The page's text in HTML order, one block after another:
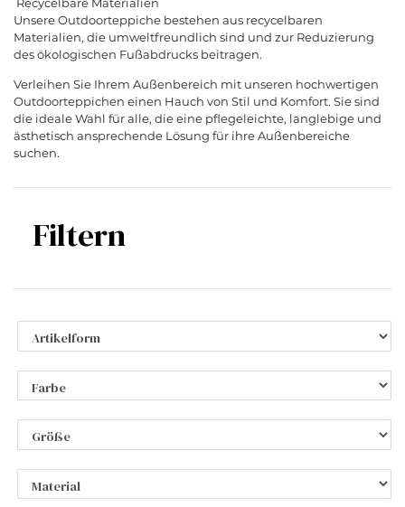
Unsere Outdoorteppiche bestehen aus recycelbaren
Materialien, die umweltfreundlich sind und zur Reduzierung
des ökologischen Fußabdrucks beitragen.
Verleihen Sie Ihrem Außenbereich mit unseren hochwertigen
Outdoorteppichen einen Hauch von Stil und Komfort. Sie sind
die ideale Wahl für alle, die eine pflegeleichte, langlebige und
ästhetisch ansprechende Lösung für ihre Außenbereiche
suchen.
Filtern